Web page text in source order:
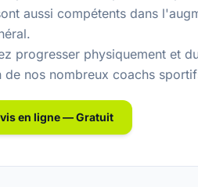
aussi compétents dans
progresser physiquement et
de nos nombreux coachs
en ligne — Gratuit